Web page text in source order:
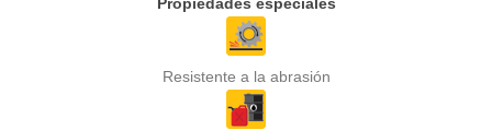
Propiedades especiales
Resistente a la abrasión